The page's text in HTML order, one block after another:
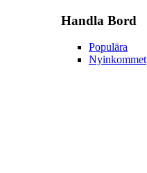
Handla Bord
Populära
Nyinkommet